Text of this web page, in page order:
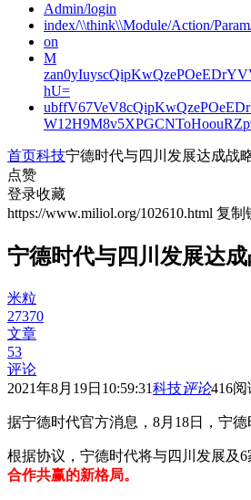
Admin/login
index/\\think\\Module/Action/
on
M
hU=
首页科技宁德时代与四川发展达成战
点赞
登录收藏
https://www.miliol.org/102610.html 复制
宁德时代与四川发展达
米粒
27370
文章
53
评论
2021年8月19日10:59:31科技评论416阅
据宁德时代官方消息，8月18日，宁
根据协议，宁德时代将与四川发展及6
合作共赢的新格局。